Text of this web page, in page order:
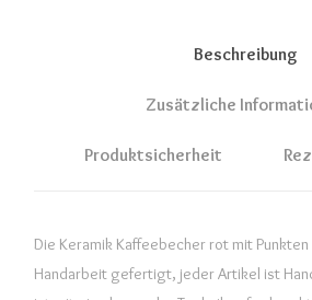
u
n
Beschreibung
Zusätzliche
Produktsicherheit
Die Keramik Kaffeebecher rot mit
Handarbeit gefertigt, jeder Artikel ist